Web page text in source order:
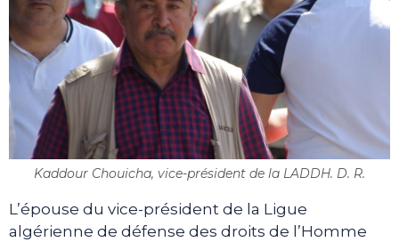
Kaddour Chouicha, vice-président de la LADDH. D. R.
L’épouse du vice-président de la Ligue
algérienne de défense des droits de l’Homme